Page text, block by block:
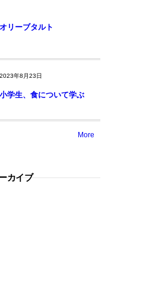
オリーブタルト
2023年8月23日
小学生、食について学ぶ
More
カイブ